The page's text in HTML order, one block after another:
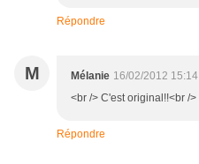
Répondre
M Mélanie 16/02/2012 15:14
<br /> C'est original!!<br />
Répondre